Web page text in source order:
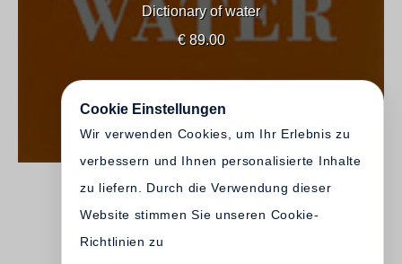
Dictionary of water
€ 89.00
Cookie Einstellungen
Wir verwenden Cookies, um Ihr Erlebnis zu
verbessern und Ihnen personalisierte Inhalte
zu liefern. Durch die Verwendung dieser
Website stimmen Sie unseren Cookie-
Richtlinien zu